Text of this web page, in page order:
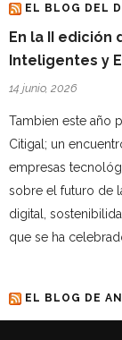
EL BLOG DEL
En la II edición
Inteligentes y
14 junio, 2026
Tambien este año
Citigal; un
empresas
sobre el futuro de
digital,
que se ha
EL BLOG DE